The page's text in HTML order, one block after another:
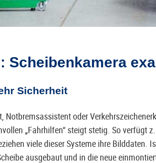
Scheibenkamera
Sicherheit
Notbremsassistent oder
„Fahrhilfen“ steigt stetig. So verfügt
viele dieser Systeme ihre
ausgebaut und in die neue